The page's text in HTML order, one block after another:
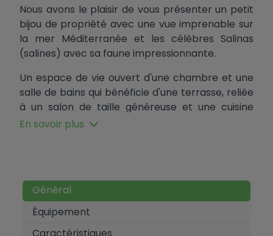
Nous avons le plaisir de vous présenter un petit
bijou de propriété avec une vue imprenable sur
la mer Méditerranée et les célèbres Salinas
(salines) avec sa faune impressionnante.
Un espace de vie ouvert d'une chambre et une
salle de bains qui bénéficie d'une terrasse, reliée
à un salon de taille généreuse et une cuisine
américaine. Cela se connecte à la chambre
jardins communs, dont l'un est en première ligne
avec un coin salon en extérieur, une douche
extérieure et une pelouse bien entretenue. Et un
En savoir plus
Général
Équipement